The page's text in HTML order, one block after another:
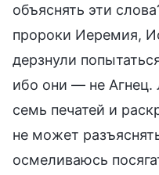
объяснять эти
пророки Иеремия,
дерзнули
ибо они — не
семь печатей и
не может
осмеливаюсь